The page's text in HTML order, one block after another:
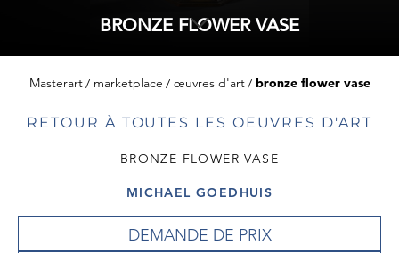
BRONZE FLOWER VASE
Masterart marketplace œuvres d'art bronze flower vase
RETOUR À TOUTES LES OEUVRES D'ART
BRONZE FLOWER VASE
MICHAEL GOEDHUIS
DEMANDE DE PRIX